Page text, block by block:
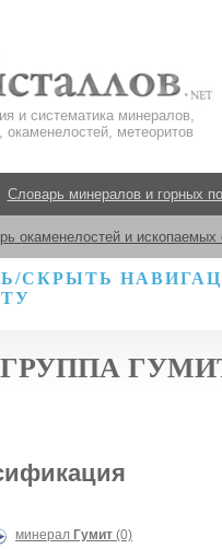
и систематика минералов,
окаменелостей, метеоритов
Словарь минералов и горных
окаменелостей и ископаемых
СКРЫТЬ
ГРУППА
минерал Гумит (0)